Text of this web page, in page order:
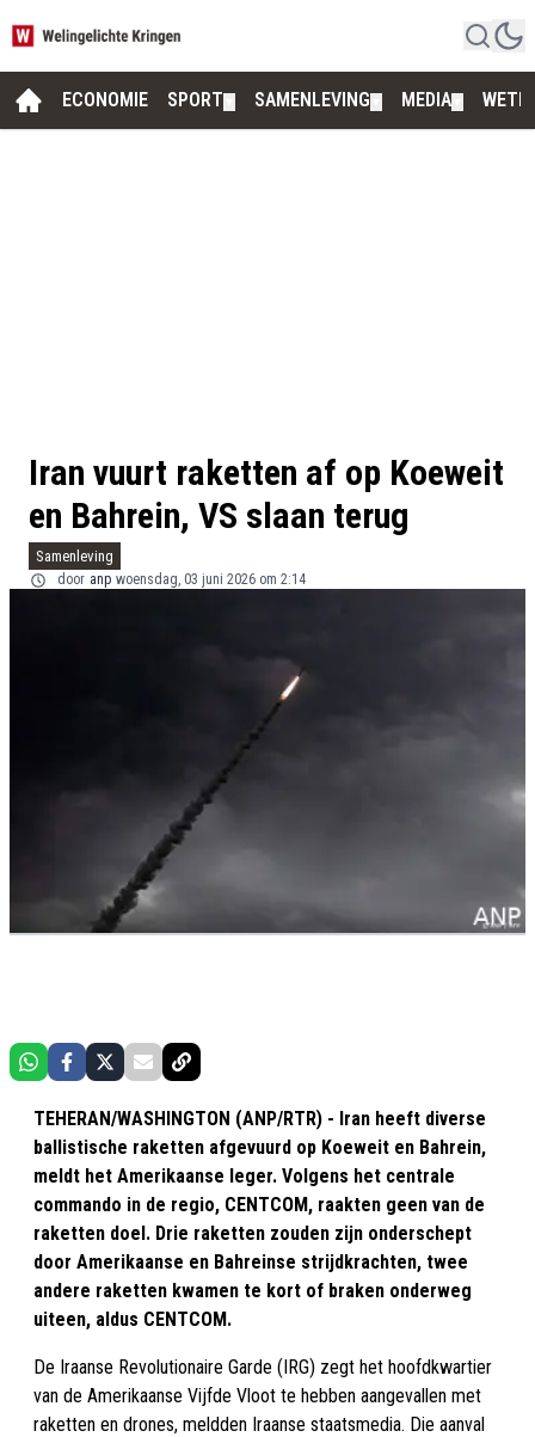
ECONOMIE SPORT SAMENLEVING MEDIA
Iran vuurt raketten af op Koeweit
en Bahrein, VS slaan terug
Samenleving
door anp woensdag, 03 juni 2026 om 2:14
TEHERAN/WASHINGTON (ANP/RTR) - Iran heeft diverse
ballistische raketten afgevuurd op Koeweit en Bahrein,
meldt het Amerikaanse leger. Volgens het centrale
commando in de regio, CENTCOM, raakten geen van de
raketten doel. Drie raketten zouden zijn onderschept
door Amerikaanse en Bahreinse strijdkrachten, twee
andere raketten kwamen te kort of braken onderweg
uiteen, aldus CENTCOM.
De Iraanse Revolutionaire Garde (IRG) zegt het hoofdkwartier
van de Amerikaanse Vijfde Vloot te hebben aangevallen met
raketten en drones, meldden Iraanse staatsmedia. Die aanval